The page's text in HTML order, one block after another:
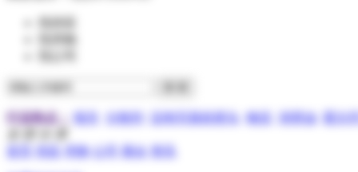
行业热点： 报关 分散剂 压电写真机喷头 物流 润滑油
求购 展会